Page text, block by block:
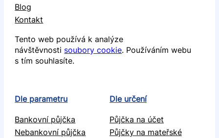
Blog
Kontakt
Tento web používá k analýze
návštěvnosti soubory cookie. Používáním webu
s tím souhlasíte.
Dle parametru
Bankovní půjčka
Nebankovní půjčka
Dle určení
Půjčka na účet
Půjčky na mateřské